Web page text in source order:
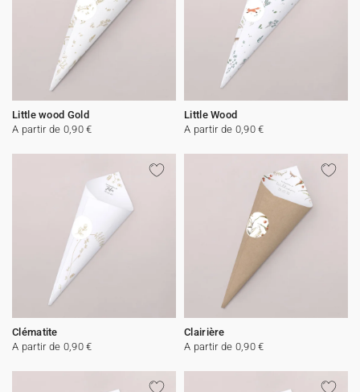
Little wood Gold
A partir de 0,90 €
Little Wood
A partir de 0,90 €
Clématite
A partir de 0,90 €
Clairière
A partir de 0,90 €